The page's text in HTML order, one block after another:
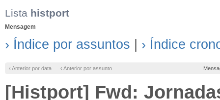
Lista histport
Mensagem
› Índice por assuntos › Índice
‹ Anterior por data ‹ Anterior por assunto
[Histport] Fwd: